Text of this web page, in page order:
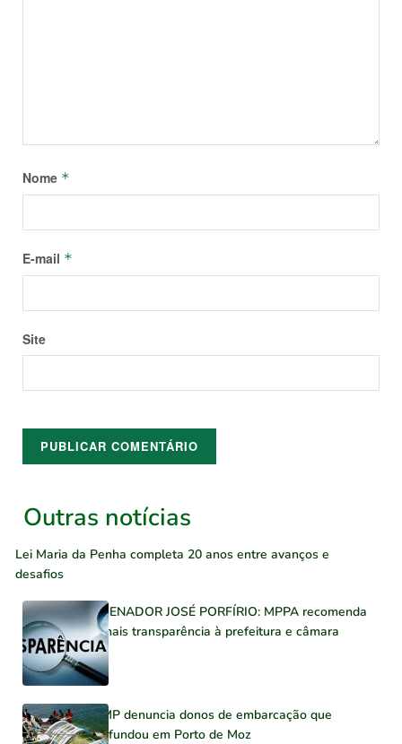
Nome *
E-mail *
Site
Outras notícias
Lei Maria da Penha completa 20 anos entre avanços e
desafios
SENADOR JOSÉ PORFÍRIO: MPPA recomenda
mais transparência à prefeitura e câmara
MP denuncia donos de embarcação que
afundou em Porto de Moz